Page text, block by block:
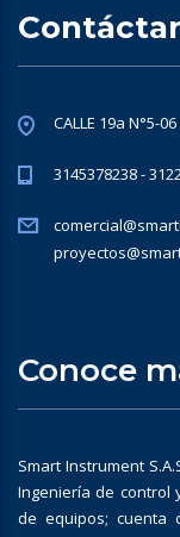
CALLE 19a N°5-
3145378238 -
Conoce
Smart Instrument
Ingeniería de control
de equipos; cuenta